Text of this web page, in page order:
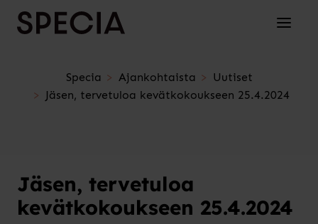
Siirry sisältöön Avaa/
Specia Ajankohtaista
Uutiset
Jäsen, tervetuloa kevätkokoukseen 25.4.2024
Jäsen, tervetuloa
kevätkokoukseen 25.4.2024